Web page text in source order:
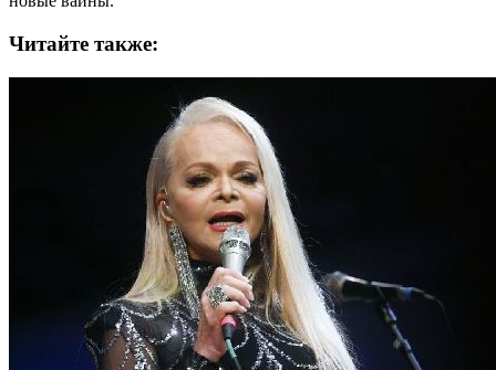
Читайте также: